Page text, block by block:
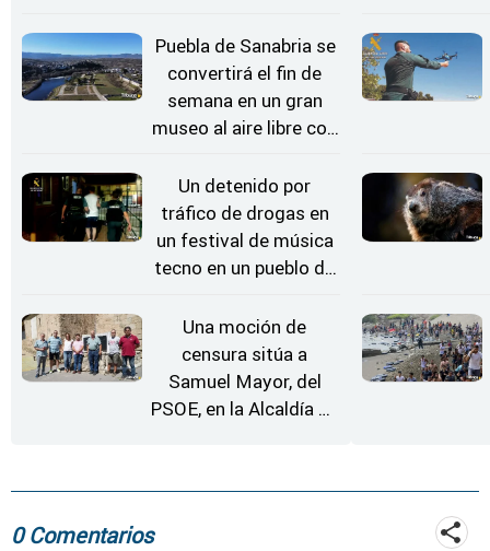
coche
Puebla de Sanabria se
convertirá el fin de
semana en un gran
museo al aire libre con
Un detenido por
tráfico de drogas en
un festival de música
tecno en un pueblo de
Una moción de
censura sitúa a
Samuel Mayor, del
PSOE, en la Alcaldía de
0 Comentarios